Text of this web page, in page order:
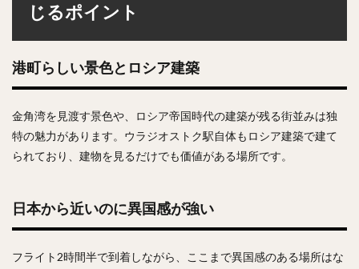
じるポイント
港町らしい景色とロシア建築
金角湾を見渡す景色や、ロシア帝国時代の建築が残る街並みは独
特の魅力があります。ウラジオストク駅自体もロシア建築で建て
られており、建物を見るだけでも価値がある場所です。
日本から近いのに異国感が強い
フライト2時間半で到着しながら、ここまで異国感のある場所はな